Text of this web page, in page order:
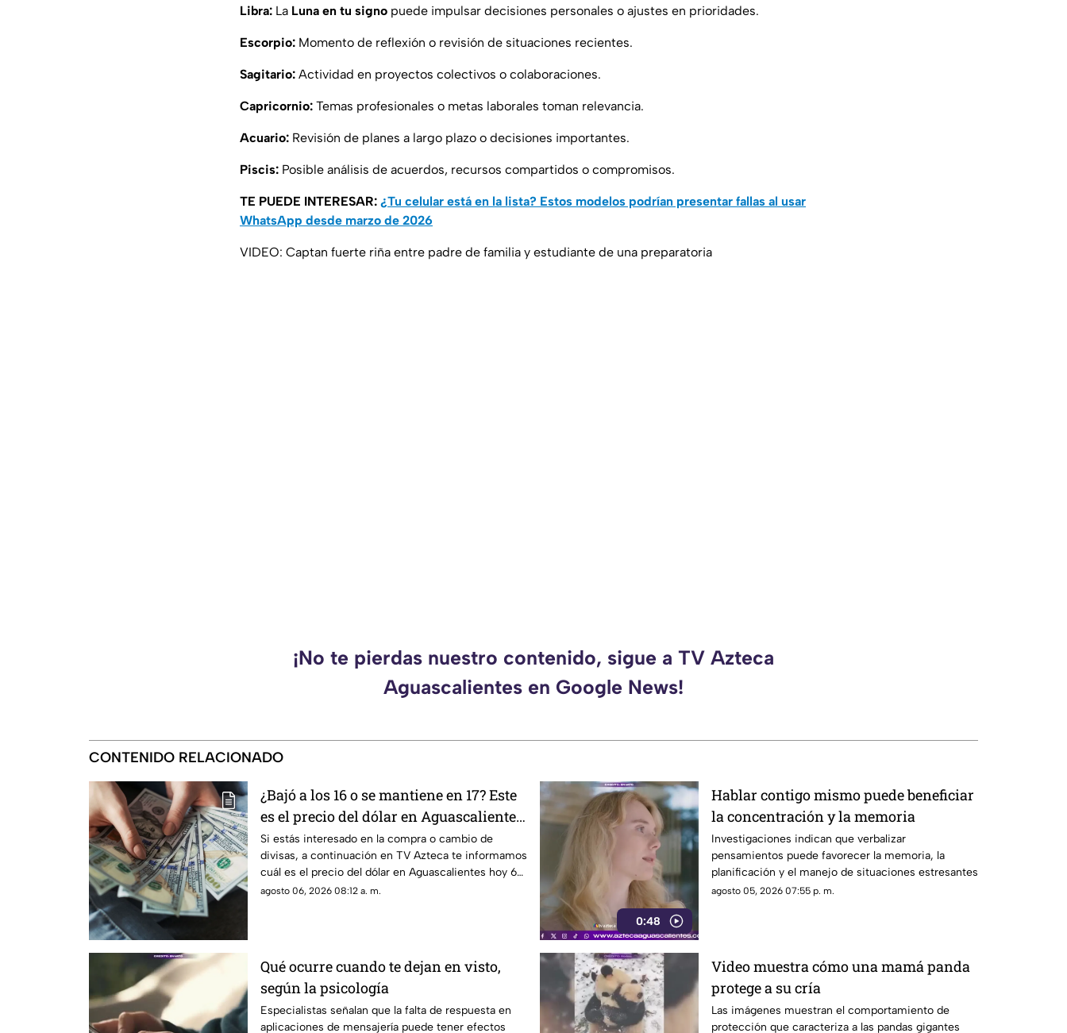
Libra: La Luna en tu signo puede impulsar decisiones personales o ajustes en prioridades.
Escorpio: Momento de reflexión o revisión de situaciones recientes.
Sagitario: Actividad en proyectos colectivos o colaboraciones.
Capricornio: Temas profesionales o metas laborales toman relevancia.
Acuario: Revisión de planes a largo plazo o decisiones importantes.
Piscis: Posible análisis de acuerdos, recursos compartidos o compromisos.
TE PUEDE INTERESAR: ¿Tu celular está en la lista? Estos modelos podrían presentar fallas al usar
WhatsApp desde marzo de 2026
VIDEO: Captan fuerte riña entre padre de familia y estudiante de una preparatoria
¡No te pierdas nuestro contenido, sigue a TV Azteca
Aguascalientes en Google News!
CONTENIDO RELACIONADO
¿Bajó a los 16 o se mantiene en 17? Este
es el precio del dólar en Aguascalientes
hoy 6 de agosto de 2026
Si estás interesado en la compra o cambio de
divisas, a continuación en TV Azteca te informamos
cuál es el precio del dólar en Aguascalientes hoy 6
de agosto
agosto 06, 2026 08:12 a. m.
0:48
Hablar contigo mismo puede beneficiar
la concentración y la memoria
Investigaciones indican que verbalizar
pensamientos puede favorecer la memoria, la
planificación y el manejo de situaciones estresantes
agosto 05, 2026 07:55 p. m.
Qué ocurre cuando te dejan en visto,
según la psicología
Especialistas señalan que la falta de respuesta en
aplicaciones de mensajería puede tener efectos
Video muestra cómo una mamá panda
protege a su cría
Las imágenes muestran el comportamiento de
protección que caracteriza a las pandas gigantes